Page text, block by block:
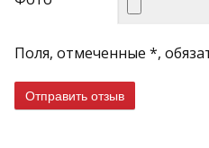
Поля, отмеченные *,
Отправить отзыв